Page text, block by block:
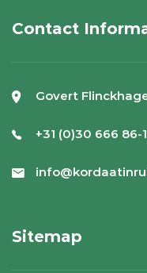
Contact
Govert
+31 (0)30 666 86-
Sitemap